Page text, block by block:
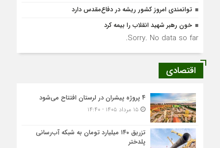
توانمندی امروز کشور ریشه در دفاع‌مقدس دارد
خون رهبر شهید انقلاب را بیمه کرد
Sorry. No data so far.
اقتصادی
۴ پروژه پیشران در لرستان افتتاح می‌شود
۱۵ مرداد ۱۴۰۵ - ۱۴:۴۰
تزریق ۱۴۰ میلیارد تومان به شبکه آب‌رسانی
پلدختر